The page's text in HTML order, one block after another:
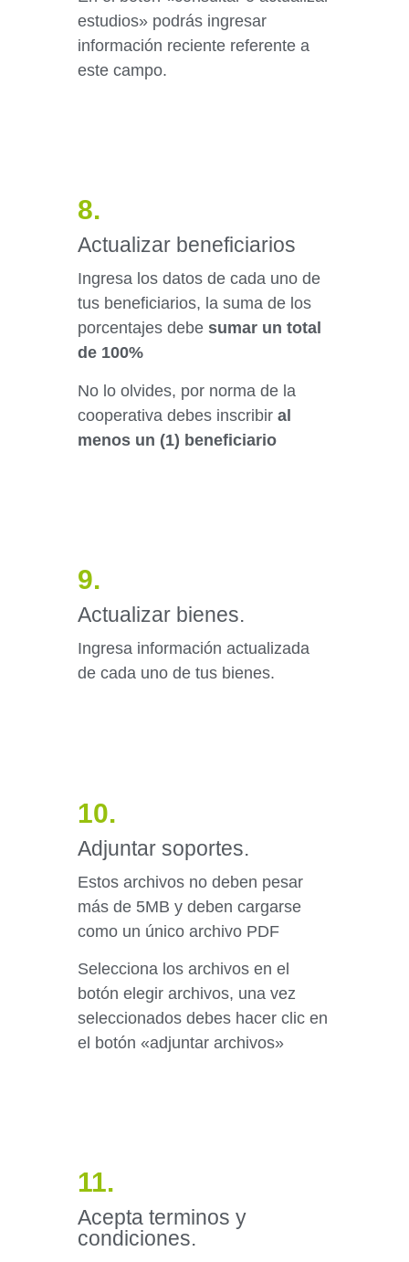
estudios» podrás ingresar
información reciente referente a
este campo.
8.
Actualizar beneficiarios
Ingresa los datos de cada uno de
tus beneficiarios, la suma de los
porcentajes debe sumar un total
de 100%
No lo olvides, por norma de la
cooperativa debes inscribir al
menos un (1) beneficiario
9.
Actualizar bienes.
Ingresa información actualizada
de cada uno de tus bienes.
10.
Adjuntar soportes.
Estos archivos no deben pesar
más de 5MB y deben cargarse
como un único archivo PDF
Selecciona los archivos en el
botón elegir archivos, una vez
seleccionados debes hacer clic en
el botón «adjuntar archivos»
11.
Acepta terminos y
condiciones.